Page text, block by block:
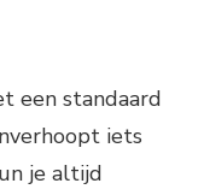
een standaard
iets
je altijd